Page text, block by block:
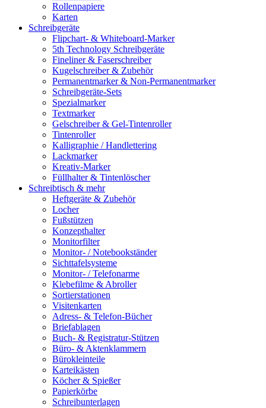
Rollenpapiere
Karten
Schreibgeräte
Flipchart- & Whiteboard-Marker
5th Technology Schreibgeräte
Fineliner & Faserschreiber
Kugelschreiber & Zubehör
Permanentmarker & Non-Permanentmarker
Schreibgeräte-Sets
Spezialmarker
Textmarker
Gelschreiber & Gel-Tintenroller
Tintenroller
Kalligraphie / Handlettering
Lackmarker
Kreativ-Marker
Füllhalter & Tintenlöscher
Schreibtisch & mehr
Heftgeräte & Zubehör
Locher
Fußstützen
Konzepthalter
Monitorfilter
Monitor- / Notebookständer
Sichttafelsysteme
Monitor- / Telefonarme
Klebefilme & Abroller
Sortierstationen
Visitenkarten
Adress- & Telefon-Bücher
Briefablagen
Buch- & Registratur-Stützen
Büro- & Aktenklammern
Bürokleinteile
Karteikästen
Köcher & Spießer
Papierkörbe
Schreibunterlagen